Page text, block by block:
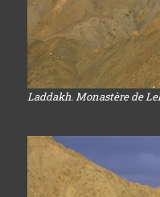
Laddakh. Monastère de